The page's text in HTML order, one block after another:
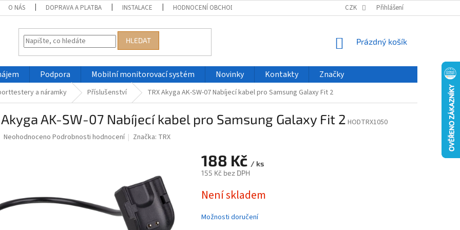
O NÁS DOPRAVA A PLATBA INSTALACE HODNOCENÍ OBCHODU VELKOOBCHOD ČASTO KLADENÉ DOTAZY
CZK Přihlášení
HLEDAT
NÁKUPNÍ
Prázdný košík
Podpora Mobilní monitorovací systém Novinky Kontakty Značky
a náramky Příslušenství TRX Akyga AK-SW-07 Nabíjecí kabel pro Samsung Galaxy Fit 2
Akyga AK-SW-07 Nabíjecí kabel pro Samsung Galaxy Fit 2 HODTRX1050
Průměrné
hvězdiček.
Neohodnoceno Podrobnosti hodnocení Značka: TRX
188 Kč / ks
155 Kč bez DPH
cena:
Není skladem
Možnosti doručení